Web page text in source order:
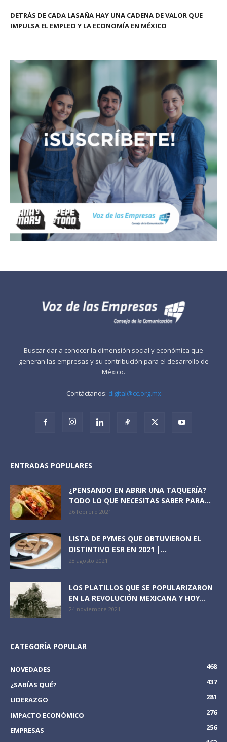
DETRÁS DE CADA LASAÑA HAY UNA CADENA DE VALOR QUE
IMPULSA EL EMPLEO Y LA ECONOMÍA EN MÉXICO
Buscar dar a conocer la dimensión social y económica que
generan las empresas y su contribución para el desarrollo de
México.
Contáctanos: digital@cc.org.mx
ENTRADAS POPULARES
¿PENSANDO EN ABRIR UNA TAQUERÍA?
TODO LO QUE NECESITAS SABER PARA...
26 febrero 2021
LISTA DE PYMES QUE OBTUVIERON EL
DISTINTIVO ESR EN 2021 |...
28 agosto 2021
LOS PLATILLOS QUE SE POPULARIZARON
EN LA REVOLUCIÓN MEXICANA Y HOY...
24 noviembre 2021
CATEGORÍA POPULAR
NOVEDADES
468
¿SABÍAS QUÉ?
437
LIDERAZGO
281
IMPACTO ECONÓMICO
276
EMPRESAS
256